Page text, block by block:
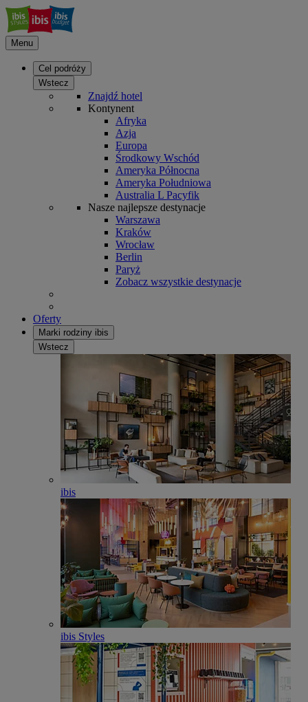
Menu
Cel podróży
Wstecz
Znajdź hotel
Kontynent
Afryka
Azja
Europa
Środkowy Wschód
Ameryka Północna
Ameryka Południowa
Australia L Pacyfik
Nasze najlepsze destynacje
Warszawa
Kraków
Wrocław
Berlin
Paryż
Zobacz wszystkie destynacje
Oferty
Marki rodziny ibis
Wstecz
ibis
ibis Styles